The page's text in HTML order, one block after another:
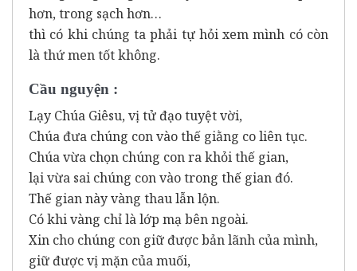
hơn, trong sạch hơn…
thì có khi chúng ta phải tự hỏi xem mình có còn
là thứ men tốt không.
Cầu nguyện :
Lạy Chúa Giêsu, vị tử đạo tuyệt vời,
Chúa đưa chúng con vào thế giằng co liên tục.
Chúa vừa chọn chúng con ra khỏi thế gian,
lại vừa sai chúng con vào trong thế gian đó.
Thế gian này vàng thau lẫn lộn.
Có khi vàng chỉ là lớp mạ bên ngoài.
Xin cho chúng con giữ được bản lãnh của mình,
giữ được vị mặn của muối,